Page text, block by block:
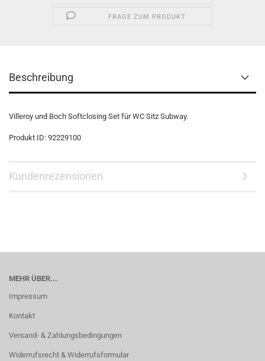
FRAGE ZUM PRODUKT
Beschreibung
Villeroy und Boch Softclosing Set für WC Sitz Subway.
Produkt ID: 92229100
Kundenrezensionen
MEHR ÜBER...
Impressum
Kontakt
Versand- & Zahlungsbedingungen
Widerrufsrecht & Widerrufsformular